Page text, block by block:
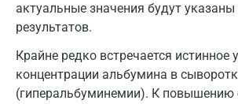
актуальные значения будут
результатов.
Крайне редко встречается истинное
концентрации альбумина в
(гиперальбуминемии). К повышению